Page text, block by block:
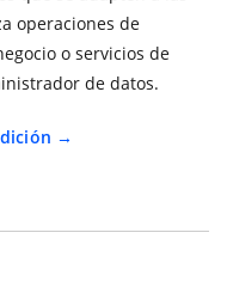
operaciones de
o servicios de
de datos.